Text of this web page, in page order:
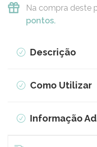
Na compra deste
pontos.
Descrição
Como Utilizar
Informação